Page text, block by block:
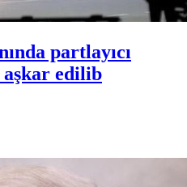
partlayıcı
aşkar edilib